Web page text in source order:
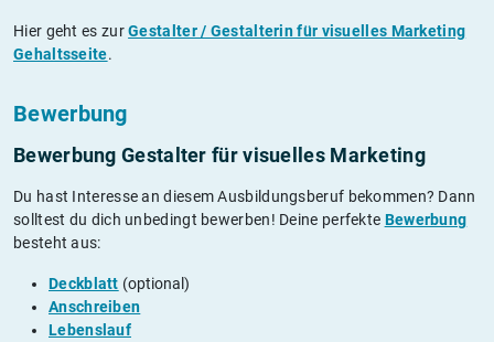
Hier geht es zurGestalter / Gestalterin für visuelles Marketing
Gehaltsseite.
Bewerbung
Bewerbung Gestalter für visuelles Marketing
Du hast Interesse an diesem Ausbildungsberuf bekommen? Dann
solltest du dich unbedingt bewerben! Deine perfekte Bewerbung
besteht aus:
Deckblatt (optional)
Anschreiben
Lebenslauf